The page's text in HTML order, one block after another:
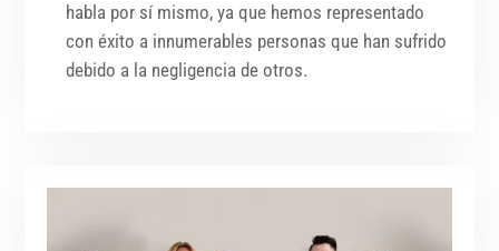
habla por sí mismo, ya que hemos representado
con éxito a innumerables personas que han sufrido
debido a la negligencia de otros.